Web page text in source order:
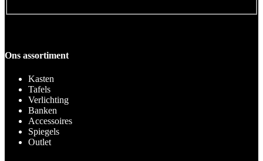
Ons assortiment
Kasten
Tafels
Verlichting
Banken
Accessoires
Spiegels
Outlet